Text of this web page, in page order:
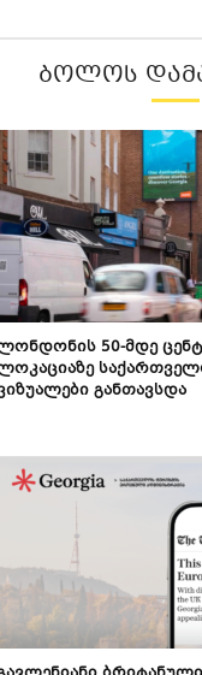
ᲑᲝᲚᲝᲡ
50-მდე
განთავსდა